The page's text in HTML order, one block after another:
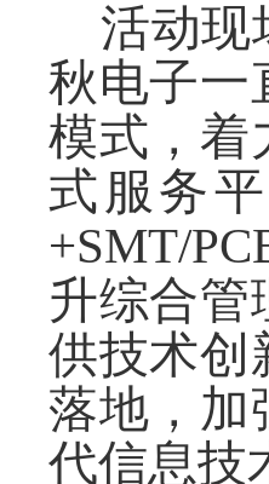
活动现
秋电子一
模式，着
式服务
+SMT/
升综合管
供技术创
落地，加
代信息技